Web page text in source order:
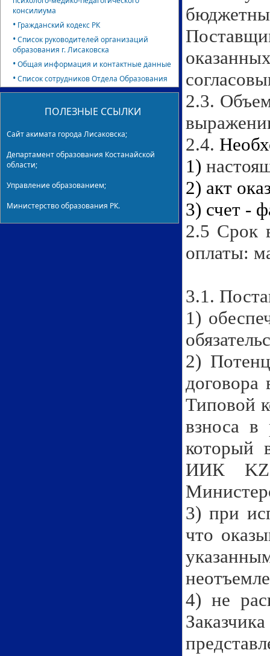
консилиума
• Гражданский кодекс РК
•Список руководителей организаций
образования г. Лисаковска
•Общая информация и контактные данные
•Список сотрудников Отдела Образования
ПОЛЕЗНЫЕ ССЫЛКИ
Сайт акимата города Лисаковска;
Департамент образования Костанайской
области;
Управление образованием;
Министерство образования РК.
2.3.
2.4.
1)
2) акт
3) счет -
2.5 Срок
оплаты:
3.1.
1)
2)
договора
Типовой
взноса в
который
ИИК
3) при
что
4) не